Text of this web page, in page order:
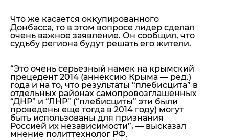
Что же касается оккупированного
Донбасса, то в этом вопросе лидер сделал
очень важное заявление. Он сообщил, что
судьбу региона будут решать его жители.
“Это очень серьезный намек на крымский
прецедент 2014 (аннексию Крыма — ред.)
года и на то, что результаты “плебисцита” в
отдельных районах самопровозглашенных
“ДНР” и “ЛНР” (“плебисциты” эти были
проведены еще тогда в 2014 году) могут
быть использованы для признания
Россией их независимости”, — высказал
мнение политтехнолог РФ.